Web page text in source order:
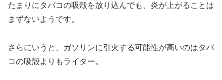
たまりにタバコの吸殻を放り込んでも、炎が上がることは
まずないようです。
さらにいうと、ガソリンに引火する可能性が高いのはタバ
コの吸殻よりもライター。